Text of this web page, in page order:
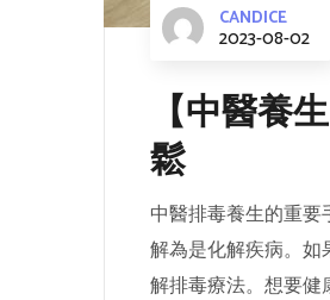
CANDICE
2023-08-02
【中醫養
鬆
中醫排毒養生的重
解為是化解疾病。如
解排毒療法。想要健